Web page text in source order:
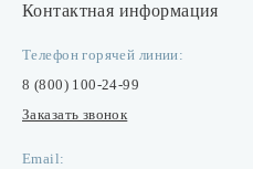
Контактная информация
Телефон горячей линии:
8 (800) 100-24-99
Заказать звонок
Email: